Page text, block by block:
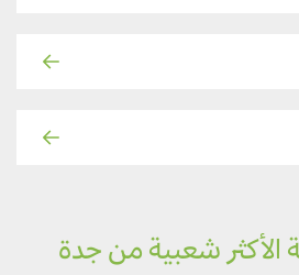
الأكثر شعبية من جدة